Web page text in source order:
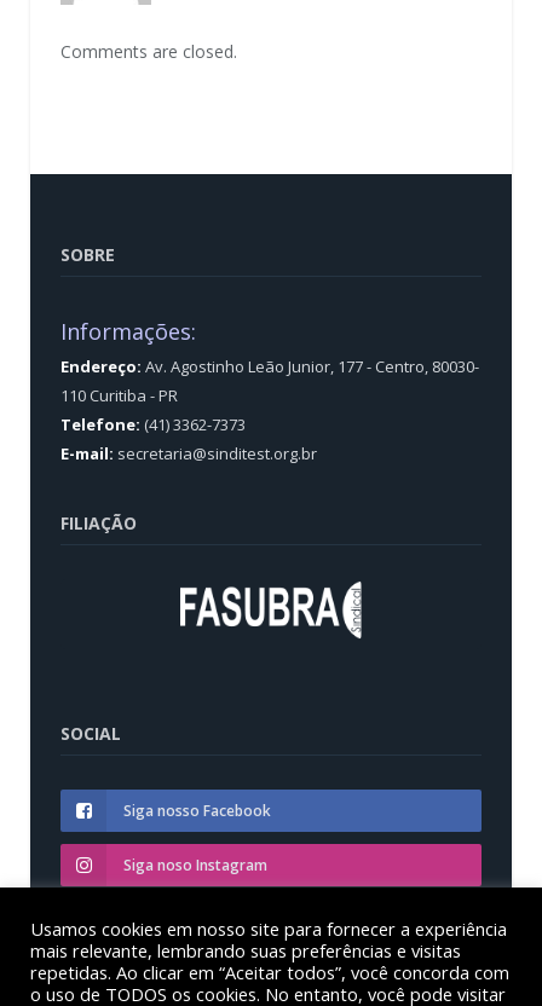
Comments are closed.
SOBRE
Informações:
Endereço: Av. Agostinho Leão Junior, 177 - Centro, 80030-
110 Curitiba - PR
Telefone: (41) 3362-7373
E-mail: secretaria@sinditest.org.br
FILIAÇÃO
SOCIAL
Siga nosso Facebook
Siga noso Instagram
Siga nosso YouTube
Usamos cookies em nosso site para fornecer a experiência
mais relevante, lembrando suas preferências e visitas
repetidas. Ao clicar em “Aceitar todos”, você concorda com
o uso de TODOS os cookies. No entanto, você pode visitar